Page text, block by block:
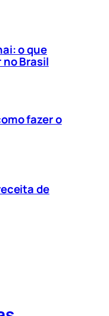
o que
Brasil
fazer o
de